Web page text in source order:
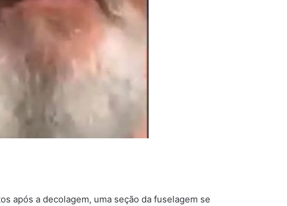
após a decolagem, uma seção da fuselagem se